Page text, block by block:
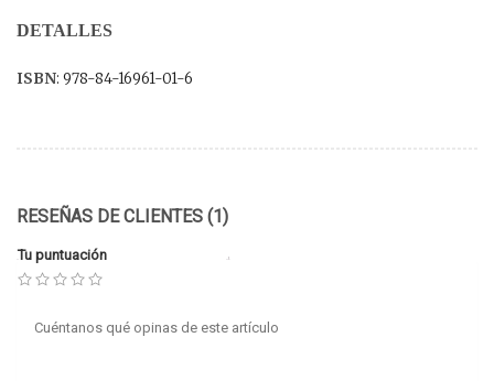
DETALLES
ISBN: 978-84-16961-01-6
RESEÑAS DE CLIENTES (1)
Tu puntuación